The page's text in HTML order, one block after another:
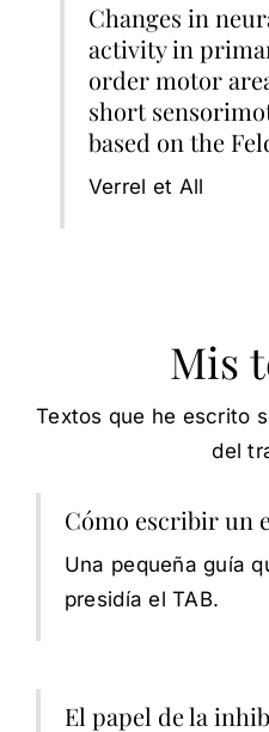
Changes in
activity in
order motor
short
based on the
Verrel et All
Mis
Textos que he escrito
del
Cómo escribir un
Una pequeña guía
presidía el TAB.
El papel de la